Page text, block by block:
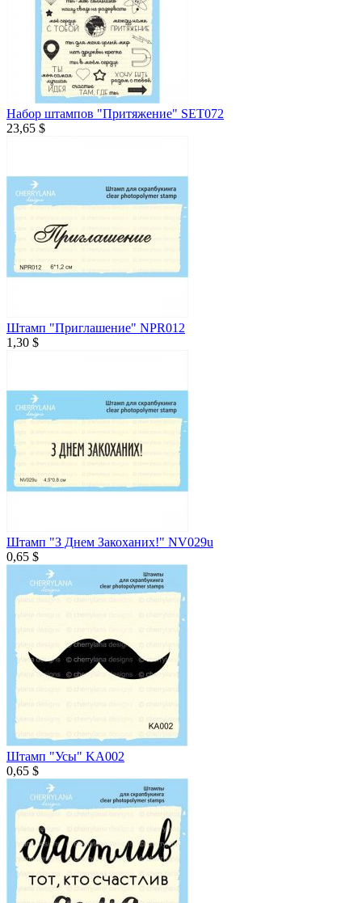
Набор штампов "Притяжение" SET072
23,65 $
Штамп "Приглашение" NPR012
1,30 $
Штамп "З Днем Закоханих!" NV029u
0,65 $
Штамп "Усы" KA002
0,65 $